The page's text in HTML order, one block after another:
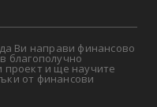
Ви направи финансово
благополучно
проект и ще научите
от финансови